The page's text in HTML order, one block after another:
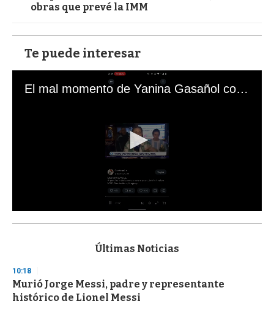
obras que prevé la IMM
Te puede interesar
El mal momento de Yanina Gasañol con un hincha argentino en "Subrayado"
s
d
s
o
f
Últimas Noticias
10:18
Murió Jorge Messi, padre y representante
histórico de Lionel Messi